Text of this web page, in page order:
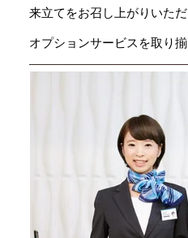
来立てをお召し上がりいた
オプションサービスを取り揃